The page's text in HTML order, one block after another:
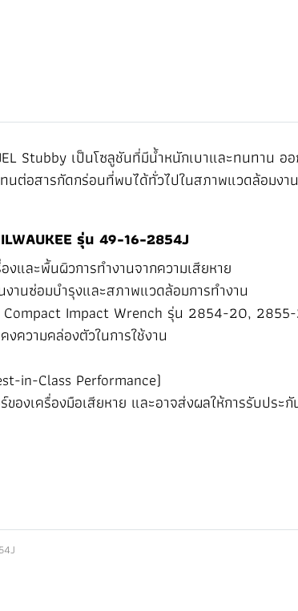
Stubby เป็นโซลูชันที่มีน้ำหนักเบาและทนทาน
ต่อสารกัดกร่อนที่พบได้ทั่วไปในสภาพแวดล้อมงา
รุ่น 49-16-2854J
และพื้นผิวการทำงานจากความเสียหาย
านซ่อมบำรุงและสภาพแวดล้อมการทำงาน
Compact Impact Wrench รุ่น 2854-20,
ความคล่องตัวในการใช้งาน
in-Class Performance)
องเครื่องมือเสียหาย และอาจส่งผลให้การรับประ